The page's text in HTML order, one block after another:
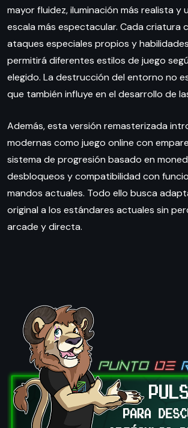
mayor fluidez, iluminación más realista y
escala más espectacular. Cada criatura
ataques especiales propios y
permitirá diferentes estilos de juego
elegido. La destrucción del entorno no
que también influye en el desarrollo de
Además, esta versión remasterizada
modernas como juego online con
sistema de progresión basado en
desbloqueos y compatibilidad con
mandos actuales. Todo ello busca
original a los estándares actuales sin
arcade y directa.